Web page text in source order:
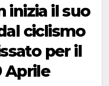
inizia il suo
ciclismo
per il
Aprile